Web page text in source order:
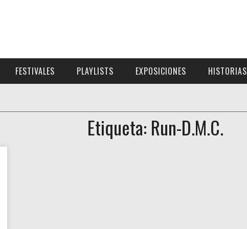
FESTIVALES PLAYLISTS EXPOSICIONES HISTORIAS
Etiqueta: Run-D.M.C.